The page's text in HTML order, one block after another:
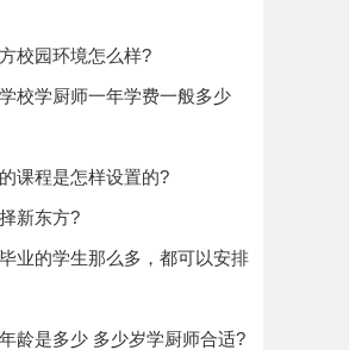
校园环境怎么样?
校学厨师一年学费一般多少
课程是怎样设置的?
新东方?
业的学生那么多，都可以安排
龄是多少 多少岁学厨师合适?